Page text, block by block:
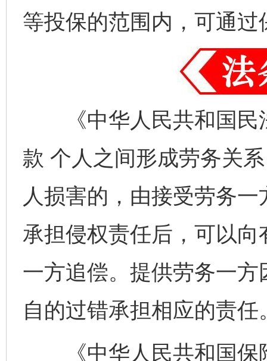
等投保的范围内，可通
《中华人民共和国民
款 个人之间形成劳务关
人损害的，由接受劳务
承担侵权责任后，可以
一方追偿。提供劳务一
自的过错承担相应的责任
《中华人民共和国保